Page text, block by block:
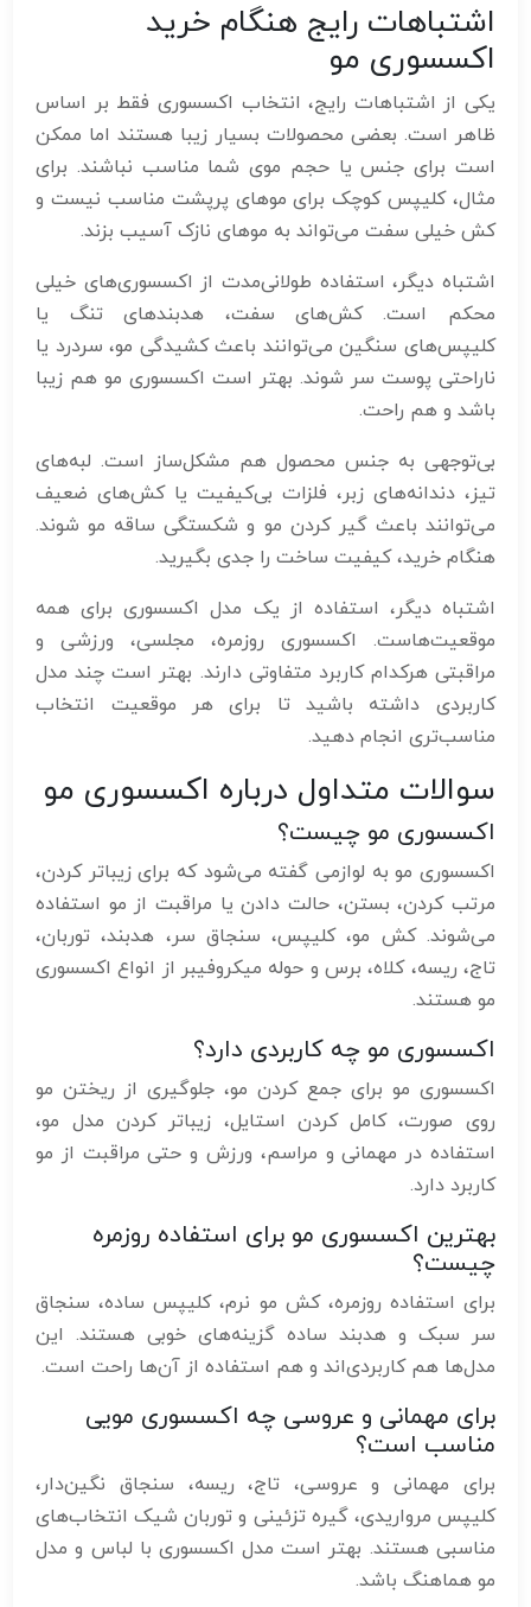
اشتباهات رایج هنگام خرید
اکسسوری مو
یکی از اشتباهات رایج، انتخاب اکسسوری فقط بر اساس
ظاهر است. بعضی محصولات بسیار زیبا هستند اما ممکن
است برای جنس یا حجم موی شما مناسب نباشند. برای
مثال، کلیپس کوچک برای موهای پرپشت مناسب نیست و
کش خیلی سفت می‌تواند به موهای نازک آسیب بزند.
اشتباه دیگر، استفاده طولانی‌مدت از اکسسوری‌های خیلی
محکم است. کش‌های سفت، هدبندهای تنگ یا
کلیپس‌های سنگین می‌توانند باعث کشیدگی مو، سردرد یا
ناراحتی پوست سر شوند. بهتر است اکسسوری مو هم زیبا
باشد و هم راحت.
بی‌توجهی به جنس محصول هم مشکل‌ساز است. لبه‌های
تیز، دندانه‌های زبر، فلزات بی‌کیفیت یا کش‌های ضعیف
می‌توانند باعث گیر کردن مو و شکستگی ساقه مو شوند.
هنگام خرید، کیفیت ساخت را جدی بگیرید.
اشتباه دیگر، استفاده از یک مدل اکسسوری برای همه
موقعیت‌هاست. اکسسوری روزمره، مجلسی، ورزشی و
مراقبتی هرکدام کاربرد متفاوتی دارند. بهتر است چند مدل
کاربردی داشته باشید تا برای هر موقعیت انتخاب
مناسب‌تری انجام دهید.
سوالات متداول درباره اکسسوری مو
اکسسوری مو چیست؟
اکسسوری مو به لوازمی گفته می‌شود که برای زیباتر کردن،
مرتب کردن، بستن، حالت دادن یا مراقبت از مو استفاده
می‌شوند. کش مو، کلیپس، سنجاق سر، هدبند، توربان،
تاج، ریسه، کلاه، برس و حوله میکروفیبر از انواع اکسسوری
مو هستند.
اکسسوری مو چه کاربردی دارد؟
اکسسوری مو برای جمع کردن مو، جلوگیری از ریختن مو
روی صورت، کامل کردن استایل، زیباتر کردن مدل مو،
استفاده در مهمانی و مراسم، ورزش و حتی مراقبت از مو
کاربرد دارد.
بهترین اکسسوری مو برای استفاده روزمره
چیست؟
برای استفاده روزمره، کش مو نرم، کلیپس ساده، سنجاق
سر سبک و هدبند ساده گزینه‌های خوبی هستند. این
مدل‌ها هم کاربردی‌اند و هم استفاده از آن‌ها راحت است.
برای مهمانی و عروسی چه اکسسوری مویی
مناسب است؟
برای مهمانی و عروسی، تاج، ریسه، سنجاق نگین‌دار،
کلیپس مرواریدی، گیره تزئینی و توربان شیک انتخاب‌های
مناسبی هستند. بهتر است مدل اکسسوری با لباس و مدل
مو هماهنگ باشد.